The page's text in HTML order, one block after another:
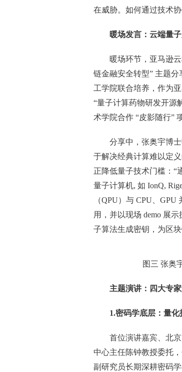
在威胁。如何通过技术
暖场发言： 云端量
暖场环节，亚马逊
链金融安全转型” 主题
工学院联合培养，作为
“量子计算药物研发开源
术学院合作 “皮影随行”
分享中，张奥宇博
于解决经典计算难以定
正降低量子技术门槛：“
量子计算机, 如 IonQ,
（QPU）与 CPU、
用，并以现场 demo 展
子算法生成密钥，为区
图三 张奥
主题演讲：四大专
1.密码学底层：量
首位演讲嘉宾、北
中心主任陈钟教授委托
副研究员长期深耕密码